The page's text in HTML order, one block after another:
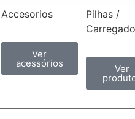
Accesorios
Ver
acessórios
Pilhas /
Ver